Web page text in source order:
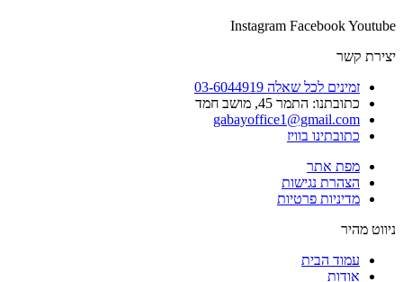
Instagram FacebookYoutube
יצירת קשר
זמינים לכל שאלה 03-6044919
כתובתנו: התמר 45, מושב חמד​
gabayoffice1@gmail.com
כתובתינו בוויז
מפת אתר
הצהרת נגישות
מדיניות פרטיות
ניווט מהיר
עמוד הבית
אודות